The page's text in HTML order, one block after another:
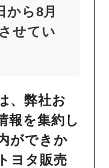
から8月
せてい
、弊社お
報を集約し
ができか
ヨタ販売